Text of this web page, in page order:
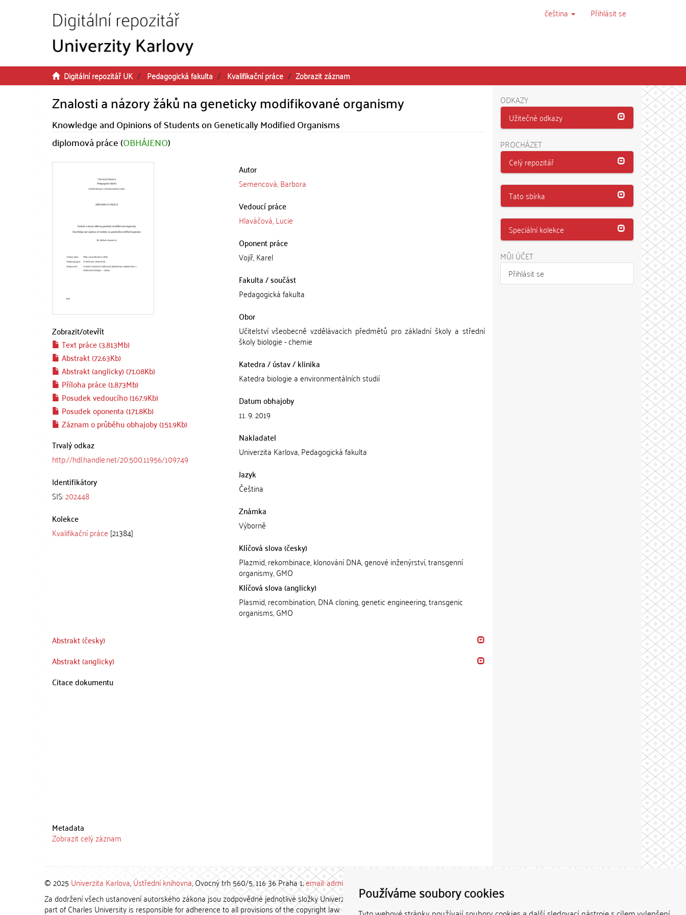
Používáme soubory cookies
čeština Přihlásit se
Digitální repozitář UK Pedagogická fakulta Kvalifikační práce Zobrazit záznam
Znalosti a názory žáků na geneticky modifikované organismy
Knowledge and Opinions of Students on Genetically Modified Organisms
diplomová práce (OBHÁJENO)
Zobrazit/otevřít
Text práce (3.813Mb)
Abstrakt (72.63Kb)
Abstrakt (anglicky) (71.08Kb)
Příloha práce (1.873Mb)
Posudek vedoucího (167.9Kb)
Posudek oponenta (171.8Kb)
Záznam o průběhu obhajoby (151.9Kb)
Trvalý odkaz
http://hdl.handle.net/20.500.11956/109749
Identifikátory
SIS:202448
Kolekce
Kvalifikační práce [21384]
Autor
Semencová, Barbora
Vedoucí práce
Hlaváčová, Lucie
Oponent práce
Vojíř, Karel
Fakulta / součást
Pedagogická fakulta
Obor
Učitelství všeobecně vzdělávacích předmětů pro základní školy a střední
školy biologie - chemie
Katedra / ústav / klinika
Katedra biologie a environmentálních studií
Datum obhajoby
11. 9. 2019
Nakladatel
Univerzita Karlova, Pedagogická fakulta
Jazyk
Čeština
Známka
Výborně
Klíčová slova (česky)
Plazmid, rekombinace, klonování DNA, genové inženýrství, transgenní
organismy, GMO
Klíčová slova (anglicky)
Plasmid, recombination, DNA cloning, genetic engineering, transgenic
organisms, GMO
Abstrakt (česky)
Abstrakt (anglicky)
Citace dokumentu
Metadata
Zobrazit celý záznam
ODKAZY
Užitečné odkazy
PROCHÁZET
Celý repozitář
Tato sbírka
Speciální kolekce
MŮJ ÚČET
Přihlásit se
© 2025 Univerzita Karlova,Ústřední knihovna, Ovocný trh 560/5, 116 36 Praha 1;email: admin-repozitar [at] cuni.cz
Za dodržení všech ustanovení autorského zákona jsou zodpovědné jednotlivé složky Univerzity Karlovy. / Each constituent
part of Charles University is responsible for adherence to all provisions of the copyright law.